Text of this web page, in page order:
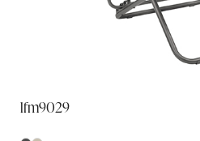
lfm9029